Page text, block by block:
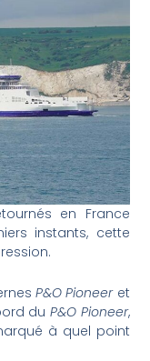
en France
instants, cette
P&O Pioneeret
du P&O Pioneer,
à quel point